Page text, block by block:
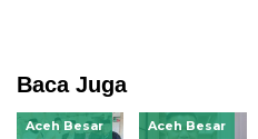
Baca Juga
Aceh Besar Aceh Besar